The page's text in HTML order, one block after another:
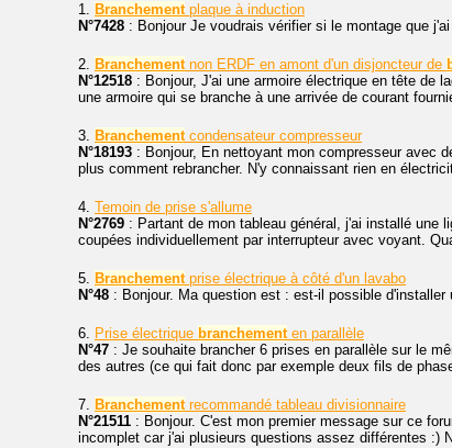
1. Branchementplaque à induction
N°7428 : Bonjour Je voudrais vérifier si le montage que
2. Branchementnon ERDF en amont d'un disjoncteur de
N°12518 : Bonjour, J'ai une armoire électrique en tête de
une armoire qui se branche à une arrivée de courant
3. Branchementcondensateur compresseur
N°18193 : Bonjour, En nettoyant mon compresseur avec
plus comment rebrancher. N'y connaissant rien en
4. Temoin de prise s'allume
N°2769 : Partant de mon tableau général, j'ai installé une
coupées individuellement par interrupteur avec voyant.
5. Branchementprise électrique à côté d'un lavabo
N°48 : Bonjour. Ma question est : est-il possible
6. Prise électrique branchementen parallèle
N°47 : Je souhaite brancher 6 prises en parallèle sur le
des autres (ce qui fait donc par exemple deux fils de
7. Branchementrecommandé tableau divisionnaire
N°21511 : Bonjour. C'est mon premier message sur ce
incomplet car j'ai plusieurs questions assez différentes :)